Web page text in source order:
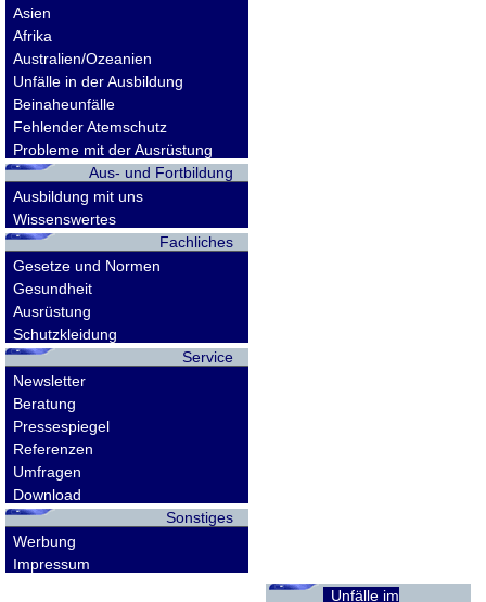
Asien
Afrika
Australien/Ozeanien
Unfälle in der Ausbildung
Beinaheunfälle
Fehlender Atemschutz
Probleme mit der Ausrüstung
Aus- und Fortbildung
Ausbildung mit uns
Wissenswertes
Fachliches
Gesetze und Normen
Gesundheit
Ausrüstung
Schutzkleidung
Service
Newsletter
Beratung
Pressespiegel
Referenzen
Umfragen
Download
Sonstiges
Werbung
Impressum
Unfälle im